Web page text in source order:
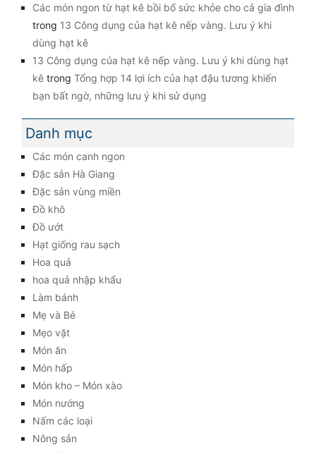
Các món ngon từ hạt kê bồi bổ sức khỏe cho cả gia đình
trong 13 Công dụng của hạt kê nếp vàng. Lưu ý khi
dùng hạt kê
13 Công dụng của hạt kê nếp vàng. Lưu ý khi dùng hạt
kê trong Tổng hợp 14 lợi ích của hạt đậu tương khiến
bạn bất ngờ, những lưu ý khi sử dụng
Danh mục
Các món canh ngon
Đặc sản Hà Giang
Đặc sản vùng miền
Đồ khô
Đồ ướt
Hạt giống rau sạch
Hoa quả
hoa quả nhập khẩu
Làm bánh
Mẹ và Bé
Mẹo vặt
Món ăn
Món hấp
Món kho – Món xào
Món nướng
Nấm các loại
Nông sản